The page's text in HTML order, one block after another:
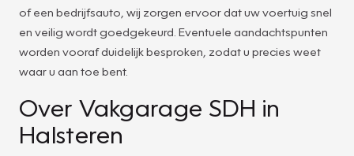
of een bedrijfsauto, wij zorgen ervoor dat uw voertuig snel
en veilig wordt goedgekeurd. Eventuele aandachtspunten
worden vooraf duidelijk besproken, zodat u precies weet
waar u aan toe bent.
Over Vakgarage SDH in
Halsteren